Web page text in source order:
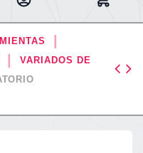
VARIADOS DE